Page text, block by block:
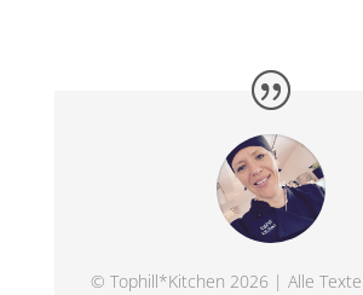
© Tophill*Kitchen 2026 | Alle